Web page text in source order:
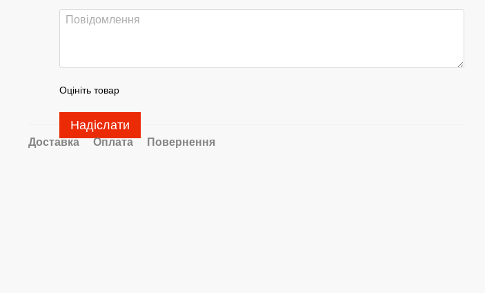
Оцініть товар
Надіслати
Доставка Оплата Повернення